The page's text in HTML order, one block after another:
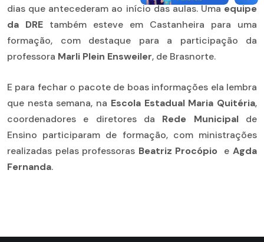
dias que antecederam ao início das aulas. Umaequipe
da DRE também esteve em Castanheira para uma
formação, com destaque para a participação da
professora Marli Plein Ensweiler, de Brasnorte.
E para fechar o pacote de boas informações ela lembra
que nesta semana, na Escola Estadual Maria Quitéria,
coordenadores e diretores da Rede Municipalde
Ensino participaram de formação, com ministrações
realizadas pelas professoras Beatriz Procópio eAgda
Fernanda.